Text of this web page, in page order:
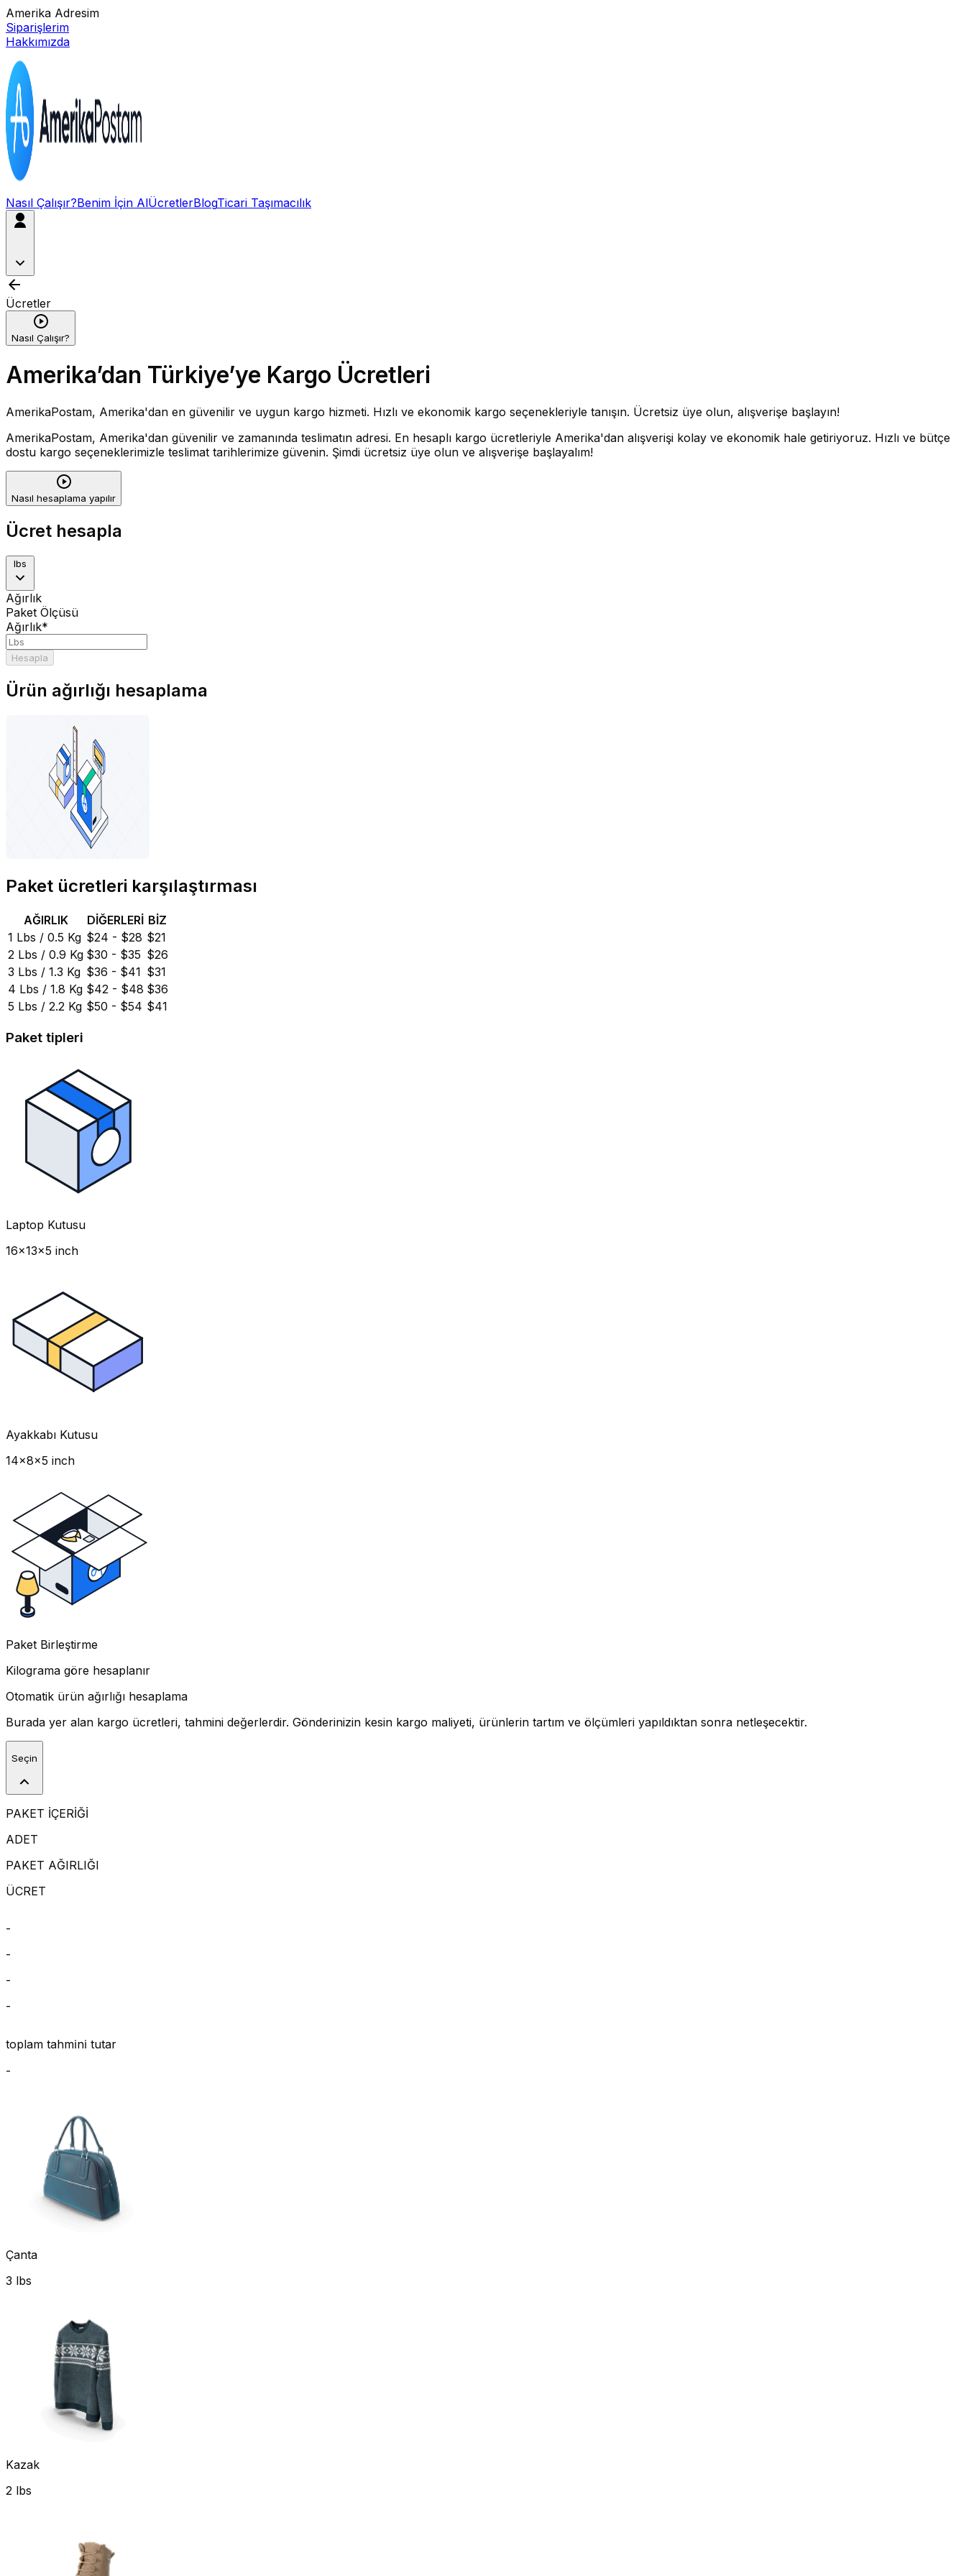
Amerika Adresim
Siparişlerim
Hakkımızda
Nasıl Çalışır?Benim İçin AlÜcretlerBlogTicari Taşımacılık
Ücretler
Nasıl Çalışır?
Amerika’dan Türkiye’ye Kargo Ücretleri
AmerikaPostam, Amerika'dan en güvenilir ve uygun kargo hizmeti. Hızlı ve ekonomik kargo seçenekleriyle tanışın. Ücretsiz üye olun, alışverişe başlayın!
AmerikaPostam, Amerika'dan güvenilir ve zamanında teslimatın adresi. En hesaplı kargo ücretleriyle Amerika'dan alışverişi kolay ve ekonomik hale getiriyoruz. Hızlı ve bütçe
dostu kargo seçeneklerimizle teslimat tarihlerimize güvenin. Şimdi ücretsiz üye olun ve alışverişe başlayalım!
Nasıl hesaplama yapılır
Ücret hesapla
lbs
Ağırlık
Paket Ölçüsü
Ağırlık*
Hesapla
Ürün ağırlığı hesaplama
Paket ücretleri karşılaştırması
AĞIRLIK DİĞERLERİ BİZ
1 Lbs / 0.5 Kg $24 - $28 $21
2 Lbs / 0.9 Kg $30 - $35 $26
3 Lbs / 1.3 Kg $36 - $41 $31
4 Lbs / 1.8 Kg $42 - $48 $36
5 Lbs / 2.2 Kg $50 - $54 $41
Paket tipleri
Laptop Kutusu
16x13x5 inch
Ayakkabı Kutusu
14x8x5 inch
Paket Birleştirme
Kilograma göre hesaplanır
Otomatik ürün ağırlığı hesaplama
Burada yer alan kargo ücretleri, tahmini değerlerdir. Gönderinizin kesin kargo maliyeti, ürünlerin tartım ve ölçümleri yapıldıktan sonra netleşecektir.
Seçin
PAKET İÇERİĞİ
ADET
PAKET AĞIRLIĞI
ÜCRET
-
-
-
-
toplam tahmi̇ni̇ tutar
-
Çanta
3 lbs
Kazak
2 lbs